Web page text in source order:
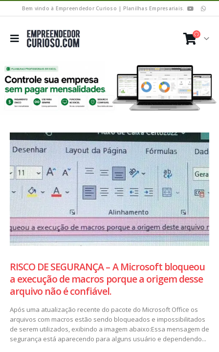
Bem vindo à Empreendedor Curioso | Planilhas Empresariais.
RISCO DE SEGURANÇA – A Microsoft bloqueou
a execução de macros porque a origem desse
arquivo não é confiável.
Após uma atualização recente do pacote do Microsoft Office os
arquivos com macros estão sendo bloqueados e impossibilitados
de serem utilizados, exibindo a imagem abaixo:Essa mensagem de
segurança está aparecendo para alguns usuário e dependendo...